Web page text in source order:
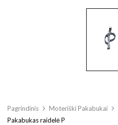
Pagrindinis Moteriški Pakabukai
Pakabukas raidelė P